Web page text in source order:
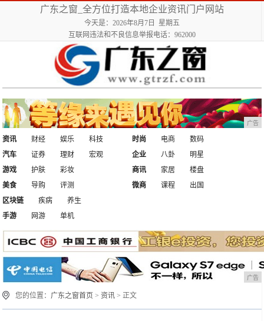
广东之窗_全方位打造本地企业资讯门户网站
今天是：2026年8月7日 星期五
互联网违法和不良信息举报电话：962000
广告
资讯 财经 娱乐
科技
汽车
证券 理财 宏观
时尚 电商
数码
企业
八卦
明星
游戏
护肤
彩妆
美食
导购 评测
商讯 家居
楼盘
微商
课程
出国
区块链
疾病
养生
手游
网游 单机
广告
您的位置： 广东之窗首页 >资讯 > 正文